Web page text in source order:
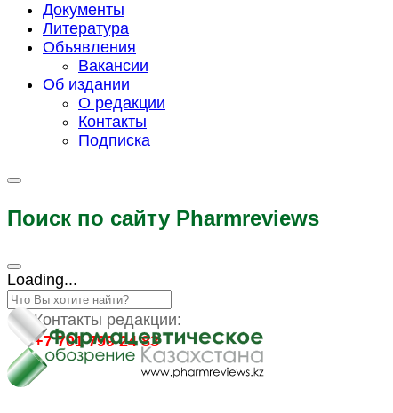
Документы
Литература
Объявления
Вакансии
Об издании
О редакции
Контакты
Подписка
Поиск по сайту Pharmreviews
Loading...
Контакты редакции:
+7 701 799 24 83